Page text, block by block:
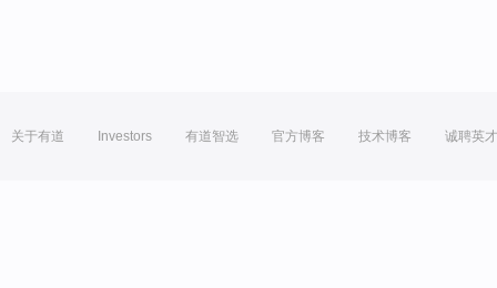
关于有道 Investors 有道智选 官方博客 技术博客 诚聘英才